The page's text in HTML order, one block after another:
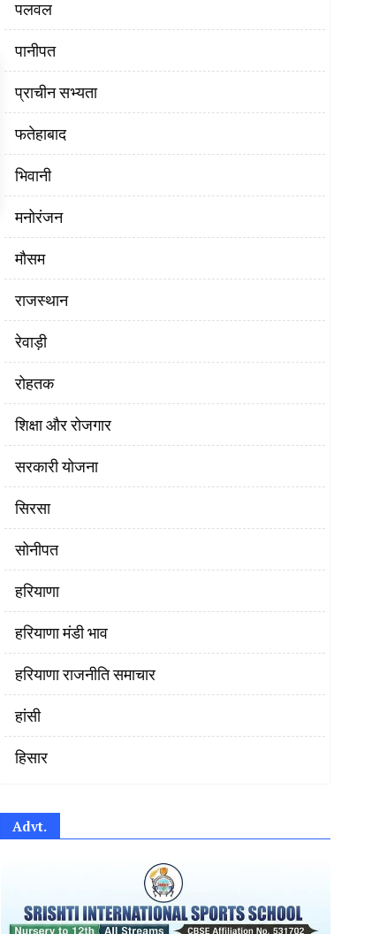
पलवल
पानीपत
प्राचीन सभ्यता
फतेहाबाद
भिवानी
मनोरंजन
मौसम
राजस्थान
रेवाड़ी
रोहतक
शिक्षा और रोजगार
सरकारी योजना
सिरसा
सोनीपत
हरियाणा
हरियाणा मंडी भाव
हरियाणा राजनीति समाचार
हांसी
हिसार
Advt.